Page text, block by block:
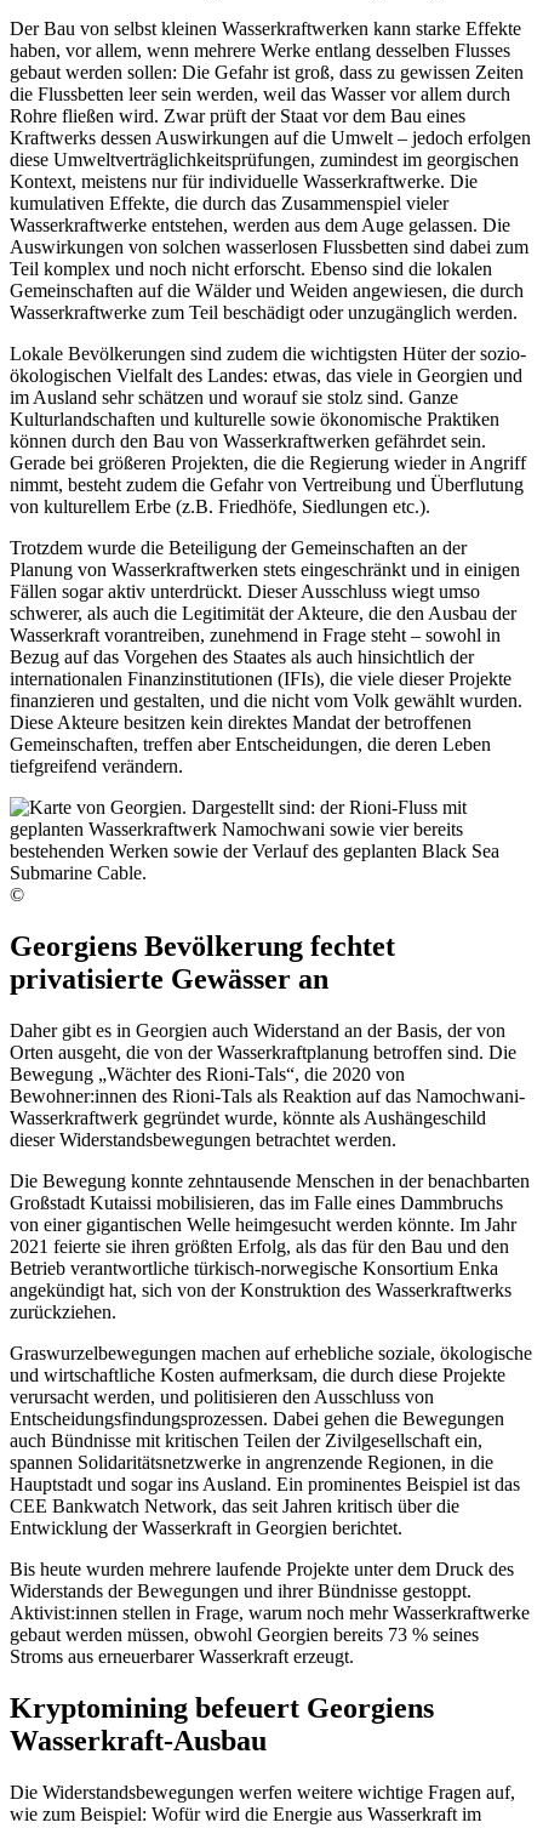
Der Bau von selbst kleinen Wasserkraftwerken kann starke Effekte
haben, vor allem, wenn mehrere Werke entlang desselben Flusses
gebaut werden sollen: Die Gefahr ist groß, dass zu gewissen Zeiten
die Flussbetten leer sein werden, weil das Wasser vor allem durch
Rohre fließen wird. Zwar prüft der Staat vor dem Bau eines
Kraftwerks dessen Auswirkungen auf die Umwelt – jedoch erfolgen
diese Umweltverträglichkeitsprüfungen, zumindest im georgischen
Kontext, meistens nur für individuelle Wasserkraftwerke. Die
kumulativen Effekte, die durch das Zusammenspiel vieler
Wasserkraftwerke entstehen, werden aus dem Auge gelassen. Die
Auswirkungen von solchen wasserlosen Flussbetten sind dabei zum
Teil komplex und noch nicht erforscht. Ebenso sind die lokalen
Gemeinschaften auf die Wälder und Weiden angewiesen, die durch
Wasserkraftwerke zum Teil beschädigt oder unzugänglich werden.
Lokale Bevölkerungen sind zudem die wichtigsten Hüter der sozio-
ökologischen Vielfalt des Landes: etwas, das viele in Georgien und
im Ausland sehr schätzen und worauf sie stolz sind. Ganze
Kulturlandschaften und kulturelle sowie ökonomische Praktiken
können durch den Bau von Wasserkraftwerken gefährdet sein.
Gerade bei größeren Projekten, die die Regierung wieder in Angriff
nimmt, besteht zudem die Gefahr von Vertreibung und Überflutung
von kulturellem Erbe (z.B. Friedhöfe, Siedlungen etc.).
Trotzdem wurde die Beteiligung der Gemeinschaften an der
Planung von Wasserkraftwerken stets eingeschränkt und in einigen
Fällen sogar aktiv unterdrückt. Dieser Ausschluss wiegt umso
schwerer, als auch die Legitimität der Akteure, die den Ausbau der
Wasserkraft vorantreiben, zunehmend in Frage steht – sowohl in
Bezug auf das Vorgehen des Staates als auch hinsichtlich der
internationalen Finanzinstitutionen (IFIs), die viele dieser Projekte
finanzieren und gestalten, und die nicht vom Volk gewählt wurden.
Diese Akteure besitzen kein direktes Mandat der betroffenen
Gemeinschaften, treffen aber Entscheidungen, die deren Leben
tiefgreifend verändern.
©
Georgiens Bevölkerung fechtet
privatisierte Gewässer an
Daher gibt es in Georgien auch Widerstand an der Basis, der von
Orten ausgeht, die von der Wasserkraftplanung betroffen sind. Die
Bewegung „Wächter des Rioni-Tals“, die 2020 von
Bewohner:innen des Rioni-Tals als Reaktion auf das Namochwani-
Wasserkraftwerk gegründet wurde, könnte als Aushängeschild
dieser Widerstandsbewegungen betrachtet werden.
Die Bewegung konnte zehntausende Menschen in der benachbarten
Großstadt Kutaissi mobilisieren, das im Falle eines Dammbruchs
von einer gigantischen Welle heimgesucht werden könnte. Im Jahr
2021 feierte sie ihren größten Erfolg, als das für den Bau und den
Betrieb verantwortliche türkisch-norwegische Konsortium Enka
angekündigt hat, sich von der Konstruktion des Wasserkraftwerks
zurückziehen.
Graswurzelbewegungen machen auf erhebliche soziale, ökologische
und wirtschaftliche Kosten aufmerksam, die durch diese Projekte
verursacht werden, und politisieren den Ausschluss von
Entscheidungsfindungsprozessen. Dabei gehen die Bewegungen
auch Bündnisse mit kritischen Teilen der Zivilgesellschaft ein,
spannen Solidaritätsnetzwerke in angrenzende Regionen, in die
Hauptstadt und sogar ins Ausland. Ein prominentes Beispiel ist das
CEE Bankwatch Network, das seit Jahren kritisch über die
Entwicklung der Wasserkraft in Georgien berichtet.
Bis heute wurden mehrere laufende Projekte unter dem Druck des
Widerstands der Bewegungen und ihrer Bündnisse gestoppt.
Aktivist:innen stellen in Frage, warum noch mehr Wasserkraftwerke
gebaut werden müssen, obwohl Georgien bereits 73 % seines
Stroms aus erneuerbarer Wasserkraft erzeugt.
Kryptomining befeuert Georgiens
Wasserkraft-Ausbau
Die Widerstandsbewegungen werfen weitere wichtige Fragen auf,
wie zum Beispiel: Wofür wird die Energie aus Wasserkraft im